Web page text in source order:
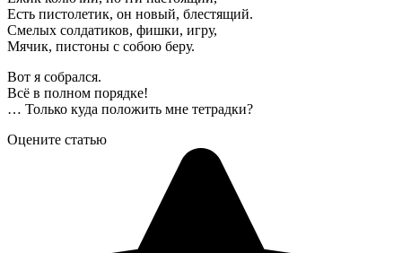
Есть пистолетик, он новый, блестящий.
Смелых солдатиков, фишки, игру,
Мячик, пистоны с собою беру.
Вот я собрался.
Всё в полном порядке!
… Только куда положить мне тетрадки?
Оцените статью